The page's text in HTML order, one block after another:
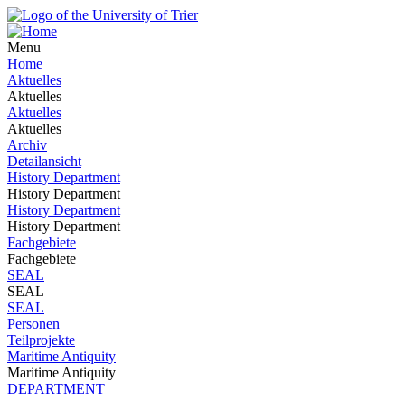
Menu
Home
Aktuelles
Aktuelles
Aktuelles
Aktuelles
Archiv
Detailansicht
History Department
History Department
History Department
History Department
Fachgebiete
Fachgebiete
SEAL
SEAL
SEAL
Personen
Teilprojekte
Maritime Antiquity
Maritime Antiquity
DEPARTMENT